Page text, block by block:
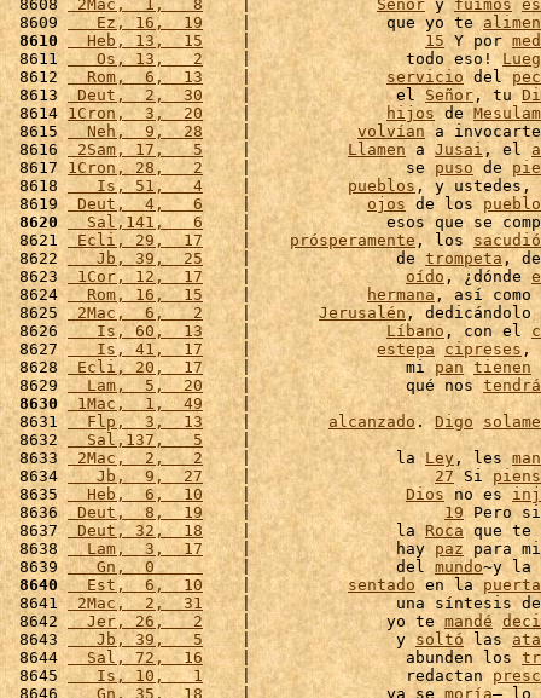
8608 2Mac,  1,   8
    |
Señor y fuimos
8609
   Ez, 16,  19
    |              que yo te
8610
  Heb, 13,  15
    |
15 Y por
8611
   Os, 13,   2
    |                todo eso!
8612
  Rom,  6,  13
    |
servicio del
8613 Deut,  2,  30
    |               el
Señor , tu
8614 1Cron,  3,  20
    |
hijos de Mesulam
8615
  Neh,  9,  28
    |
volvían a
8616
2Sam, 17,   5
    |
Llamen a Jusai , el
8617 1Cron, 28,   2
    |                se
puso de pie
8618
   Is, 51,   4
    |
pueblos, y ustedes,
8619 Deut,  4,   6
    |
ojos de los
8620
  Sal,141,   6
|              esos que se
8621 Ecli, 29,  17
    |
prósperamente, los sacudió
8622
   Jb, 39,  25
    |               de
trompeta ,
8623
1Cor, 12,  17
    |
oído , ¿dónde
8624
  Rom, 16,  15
    |
hermana , así
8625 2Mac,  6,   2
    |
Jerusalén ,
8626
   Is, 60,  13
    |
Líbano , con el
8627
   Is, 41,  17
    |
estepa cipreses ,
8628 Ecli, 20,  17
    |                mi
pan tienen
8629
  Lam,  5,  20
    |                qué nos
8630 1Mac,  1,  49
8631
  Flp,  3,  13
    |
alcanzado. Digo
8632
  Sal,137,   5
8633 2Mac,  2,   2
    |               la
Ley , les
8634
   Jb,  9,  27
    |
27 Si
8635
  Heb,  6,  10
    |
Dios no es
8636 Deut,  8,  19
    |
19 Pero
8637 Deut, 32,  18
    |               la
Roca que te
8638
  Lam,  3,  17
    |               hay
paz para
8639
   Gn,  0
    |               del
mundo~y la
8640
  Est,  6,  10
    |
sentado en la puerta
8641
2Mac,  2,  31
|               una síntesis
8642
  Jer, 26,   2
    |              yo te
mandé
8643
   Jb, 39,   5
    |               y
soltó las
8644
  Sal, 72,  16
    |                abunden los
8645
   Is, 10,   1
    |                redactan
8646
   Gn, 35,  18
    |              ya se
moría– lo